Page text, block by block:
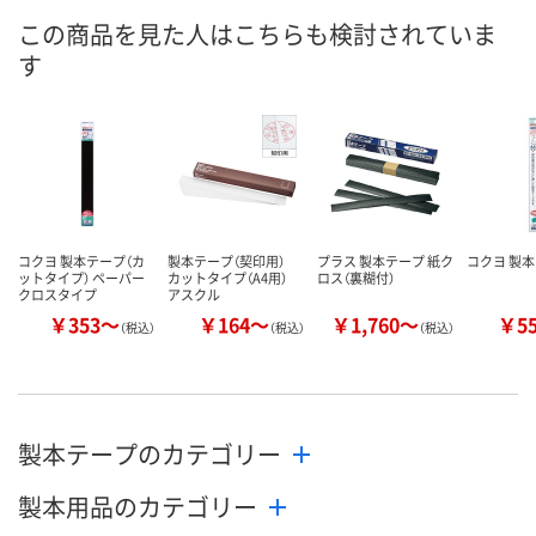
この商品を見た人はこちらも検討されていま
す
コクヨ 製本テープ（カ
ットタイプ） ペーパー
クロスタイプ
￥353～（税込）
製本テープ（契印用）
カットタイプ（A4用）
アスクル
￥164～（税込）
プラス 製本テープ 紙ク
ロス（裏糊付）
￥1,760～（税込）
コクヨ 製
￥
製本テープのカテゴリー
製本用品のカテゴリー